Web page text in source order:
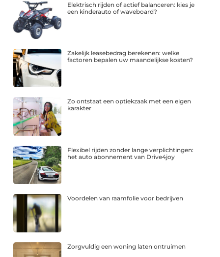
Elektrisch rijden of actief balanceren: kies je
een kinderauto of waveboard?
Zakelijk leasebedrag berekenen: welke
factoren bepalen uw maandelijkse kosten?
Zo ontstaat een optiekzaak met een eigen
karakter
Flexibel rijden zonder lange verplichtingen:
het auto abonnement van Drive4joy
Voordelen van raamfolie voor bedrijven
Zorgvuldig een woning laten ontruimen